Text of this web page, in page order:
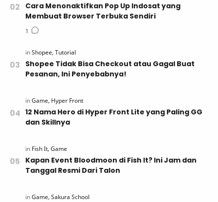
Cara Menonaktifkan Pop Up Indosat yang
Membuat Browser Terbuka Sendiri
Shopee Tidak Bisa Checkout atau Gagal Buat
Pesanan, Ini Penyebabnya!
12 Nama Hero di Hyper Front Lite yang Paling GG
dan Skillnya
Kapan Event Bloodmoon di Fish It? Ini Jam dan
Tanggal Resmi Dari Talon